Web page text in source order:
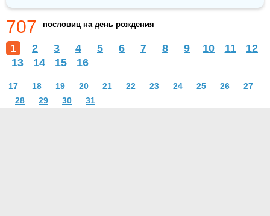
707 пословиц на день рождения
1 2 3 4 5 6 7 8 9 10 11
12
13
14 15 16
17 18 19 20 21 22 23 24 25 26
27
28
29 30 31